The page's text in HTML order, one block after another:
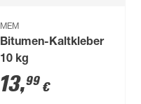
MEM
Bitumen-Kaltkleber
10 kg
13,99 €